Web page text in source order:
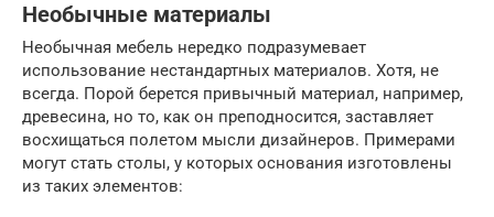
Необычные материалы
Необычная мебель нередко подразумевает
использование нестандартных материалов. Хотя, не
всегда. Порой берется привычный материал, например,
древесина, но то, как он преподносится, заставляет
восхищаться полетом мысли дизайнеров. Примерами
могут стать столы, у которых основания изготовлены
из таких элементов: